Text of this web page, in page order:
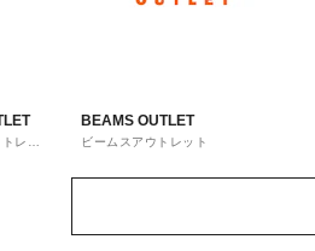
レッ
BEAMS OUTLET
ビームスアウトレット